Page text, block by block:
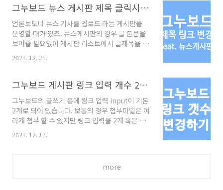
괄호 } 가 닫히는 아랫줄에 ..
지도에서 장소검색 후 공유하기 > html 태그 복
사를 선택합니다. 원하는 지도 크기를 설정할 수
있는데 %는 안되고 px 절대값으로만 입력이 가
능합니다. 기본 640 px * 360 px 입니다. 우선
소스 생성하기를 클릭해서 소스를 복사하세요.
복사한 지도 소스를 붙여넣으면 아래와 같이 보
가로 사이즈 설정 부분인 "mapWidth"..
그누보드 뉴스 게시판 제목 클릭시 링크1로 이동
언론보도나 뉴스 기사를 업로드 하는 게시판을
운영할 때가 있죠. 뉴스게시판의 경우 글 본문을
보여줄 필요없이 게시판 리스트에서 글제목을 클
니다. 그누보드에서 뉴스 게시판 제목 클릭시 링
니다. 게시판 스킨 list.skin.php skin/board/
스킨명/list.skin.php 글 제목 링크 부분 중 첫번
째 줄의 href 를 wr_link1 로 수정하고 링크1에
입력된 사이트를 새창으로 열기 위해
target="_blank" 을 추가해 줍니다. 그런데 이
렇게만 수정을 하면 글등록은 문제가 없지만 등
2021. 12. 21.
그누보드 게시판 링크 입력 개수 2개 → 1개
그누보드의 글쓰기 폼에 링크 입력 input이 기본
2개로 되어 있습니다. 보통의 경우 첨부파일은 여
러개 첨부 할 수 있지만 링크 입력을 2개 혹은 그
는 게시판 관리화면에서 설정 가능하지만 링크
법! 1. 모든 게시판 적용 config.php 파일
2021. 12. 17.
more